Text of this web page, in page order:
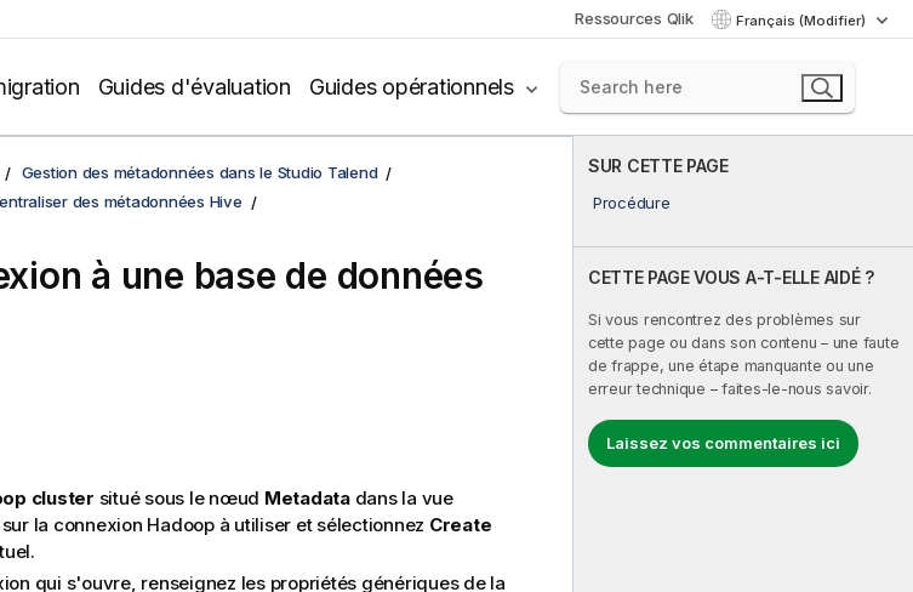
Ressources Qlik Français (Modifier)
Guides d'évaluation Guides opérationnels
SUR CETTE PAGE
Procédure
CETTE PAGE VOUS A-T-ELLE AIDÉ ?
Si vous rencontrez des problèmes sur
cette page ou dans son contenu – une faute
de frappe, une étape manquante ou une
erreur technique – faites-le-nous savoir.
Laissez vos commentaires ici
Gestion des métadonnées dans le Studio Talend
des métadonnées Hive
à une base de données
cluster situé sous le nœud Metadatadans la vue
la connexion Hadoop à utiliser et sélectionnez Create
qui s'ouvre, renseignez les propriétés génériques de la